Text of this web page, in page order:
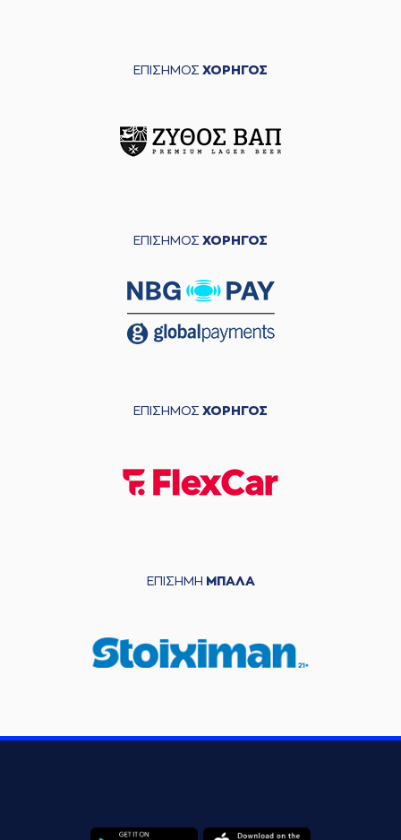
ΕΠΙΣΗΜΟΣ ΧΟΡΗΓΟΣ
ΕΠΙΣΗΜΟΣ ΧΟΡΗΓΟΣ
ΕΠΙΣΗΜΟΣ ΧΟΡΗΓΟΣ
ΕΠΙΣΗΜΗ ΜΠΑΛΑ